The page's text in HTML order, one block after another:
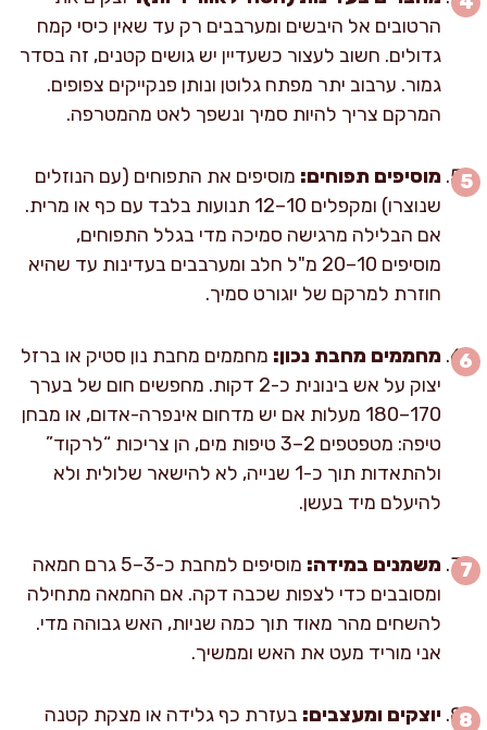
הרטובים אל היבשים ומערבבים רק עד שאין כיסי קמח
גדולים. חשוב לעצור כשעדיין יש גושים קטנים, זה בסדר
גמור. ערבוב יתר מפתח גלוטן ונותן פנקייקים צפופים.
המרקם צריך להיות סמיך ונשפך לאט מהמטרפה.
מוסיפים תפוחים: מוסיפים את התפוחים (עם הנוזלים
שנוצרו) ומקפלים 10–12 תנועות בלבד עם כף או מרית.
אם הבלילה מרגישה סמיכה מדי בגלל התפוחים,
מוסיפים 10–20 מ"ל חלב ומערבבים בעדינות עד שהיא
חוזרת למרקם של יוגורט סמיך.
מחממים מחבת נכון: מחממים מחבת נון סטיק או ברזל
יצוק על אש בינונית כ-2 דקות. מחפשים חום של בערך
170–180 מעלות אם יש מדחום אינפרה-אדום, או מבחן
טיפה: מטפטפים 2–3 טיפות מים, הן צריכות “לרקוד”
ולהתאדות תוך כ-1 שנייה, לא להישאר שלולית ולא
להיעלם מיד בעשן.
משמנים במידה:
מוסיפים למחבת כ-3–5 גרם חמאה
ומסובבים כדי לצפות שכבה דקה. אם החמאה מתחילה
להשחים מהר מאוד תוך כמה שניות, האש גבוהה מדי.
אני מוריד מעט את האש וממשיך.
יוצקים ומעצבים: בעזרת כף גלידה או מצקת קטנה